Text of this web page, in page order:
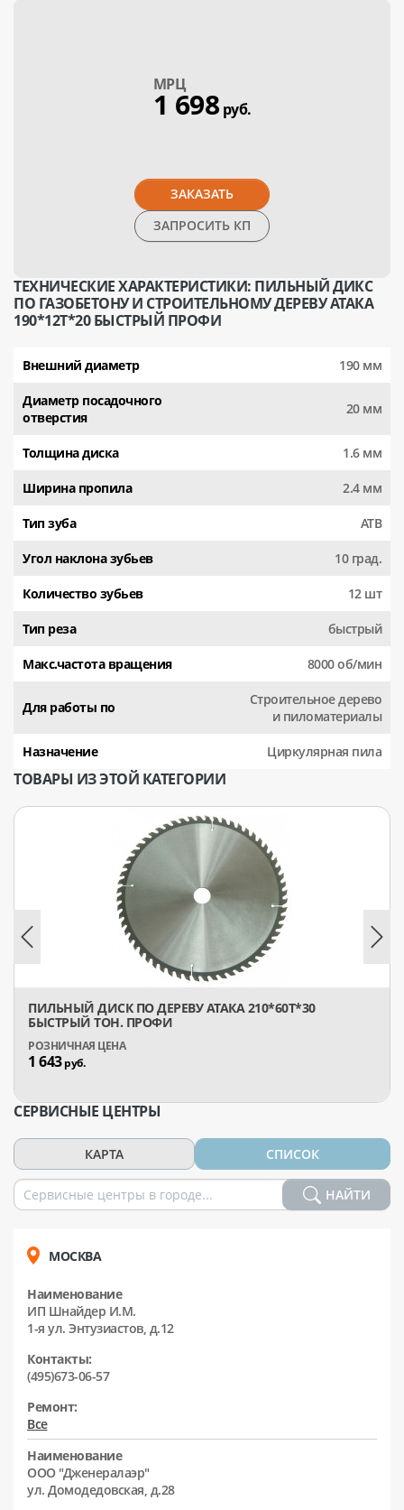
МPЦ
1 698 руб.
ЗАКАЗАТЬ
ЗАПРОСИТЬ КП
ТЕХНИЧЕСКИЕ ХАРАКТЕРИСТИКИ: ПИЛЬНЫЙ ДИКС
ПО ГАЗОБЕТОНУ И СТРОИТЕЛЬНОМУ ДЕРЕВУ АТАКА
190*12T*20 БЫСТРЫЙ ПРОФИ
Внешний диаметр 190 мм
Диаметр посадочного
отверстия
20 мм
Толщина диска 1.6 мм
Ширина пропила 2.4 мм
Тип зуба АТВ
Угол наклона зубьев 10 град.
Количество зубьев 12 шт
Тип реза быстрый
Макс.частота вращения 8000 об/мин
Для работы по
Строительное дерево
и пиломатериалы
Назначение Циркулярная пила
ТОВАРЫ ИЗ ЭТОЙ КАТЕГОРИИ
ПИЛЬНЫЙ ДИСК ПО ДЕРЕВУ АТАКА 210*60T*30
БЫСТРЫЙ ТОН. ПРОФИ
1 643руб.
СЕРВИСНЫЕ ЦЕНТРЫ
КАРТА СПИСОК
НАЙТИ
МОСКВА
Наименование
ИП Шнайдер И.М.
1-я ул. Энтузиастов, д.12
Контакты:
(495)673-06-57
Ремонт:
Все
Наименование
ООО "Дженералаэр"
ул. Домодедовская, д.28